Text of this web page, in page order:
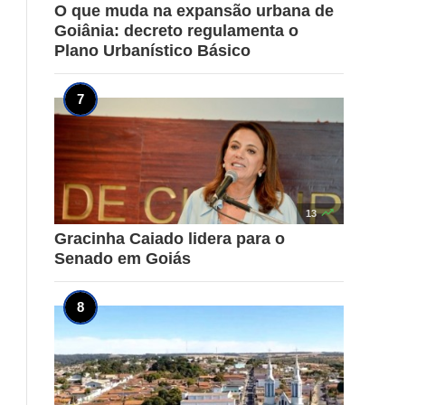
O que muda na expansão urbana de
Goiânia: decreto regulamenta o
Plano Urbanístico Básico
13 
Gracinha Caiado lidera para o
Senado em Goiás